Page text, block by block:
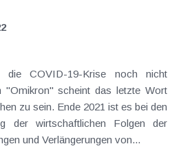
COVID-19-Krise noch nicht
"Omikron" scheint das letzte Wort
zu sein. Ende 2021 ist es bei den
der wirtschaftlichen Folgen der
und Verlängerungen von...